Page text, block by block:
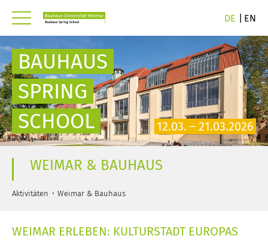
DE EN
BAUHAUS
SPRING
SCHOOL
12.03. – 21.03.2026
WEIMAR & BAUHAUS
Aktivitäten Weimar & Bauhaus
WEIMAR ERLEBEN: KULTURSTADT EUROPAS